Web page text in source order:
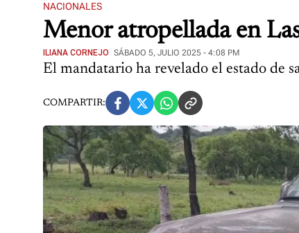
NACIONALES
Menor atropellada en
ILIANA CORNEJO SÁBADO 5, JULIO 2025 - 4:08 PM
El mandatario ha revelado el estado de
COMPARTIR: